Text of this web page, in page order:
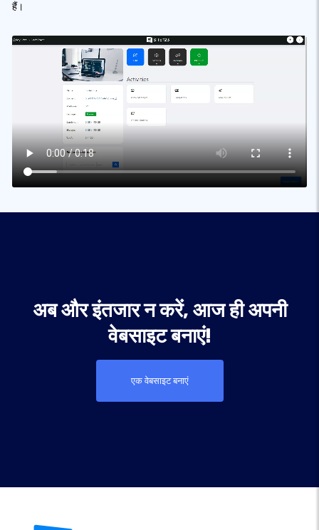
हैं।
अब और इंतजार न करें, आज ही अपनी
वेबसाइट बनाएं!
एक वेबसाइट बनाएं